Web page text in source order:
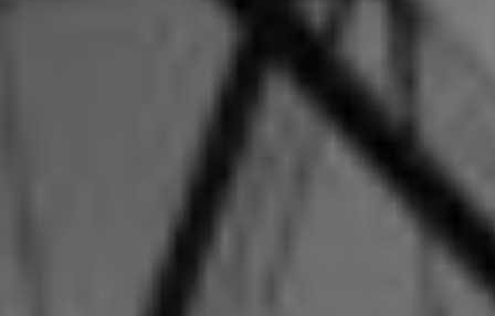
waarschuwingen, Habbo Hotel en
Help mee en steun